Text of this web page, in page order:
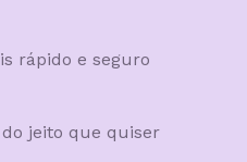
rápido e seguro
jeito que quiser